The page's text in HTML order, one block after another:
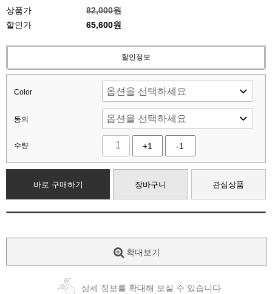
상품가
82,000원
할인가
65,600원
할인정보
Color
동의
수량 +1 -1
바로 구매하기 장바구니 관심상품
확대보기
상세 정보를 확대해 보실 수 있습니다